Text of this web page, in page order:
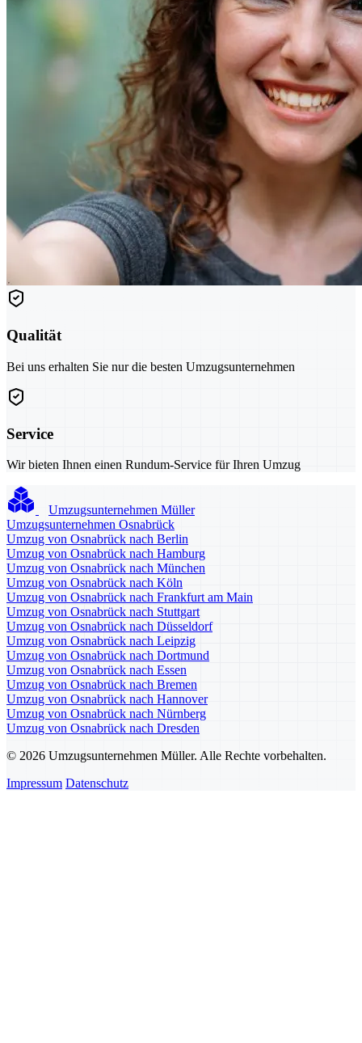
Qualität
Bei uns erhalten Sie nur die besten Umzugsunternehmen
Service
Wir bieten Ihnen einen Rundum-Service für Ihren Umzug
Umzugsunternehmen Müller
Umzugsunternehmen Osnabrück
Umzug von Osnabrück nach Berlin
Umzug von Osnabrück nach Hamburg
Umzug von Osnabrück nach München
Umzug von Osnabrück nach Köln
Umzug von Osnabrück nach Frankfurt am Main
Umzug von Osnabrück nach Stuttgart
Umzug von Osnabrück nach Düsseldorf
Umzug von Osnabrück nach Leipzig
Umzug von Osnabrück nach Dortmund
Umzug von Osnabrück nach Essen
Umzug von Osnabrück nach Bremen
Umzug von Osnabrück nach Hannover
Umzug von Osnabrück nach Nürnberg
Umzug von Osnabrück nach Dresden
© 2026 Umzugsunternehmen Müller. Alle Rechte vorbehalten.
Impressum Datenschutz